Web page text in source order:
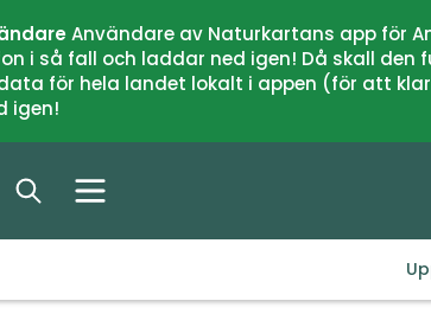
Användare av Naturkartans app för
i så fall och laddar ned igen! Då skall
för hela landet lokalt i appen (för att
igen!